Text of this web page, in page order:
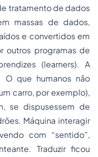
tratamento de dados
massas de dados,
e convertidos em
outros programas de
(learners). A
O que humanos não
carro, por exemplo),
se dispusessem de
Máquina interagir
com “sentido”,
Traduzir ficou